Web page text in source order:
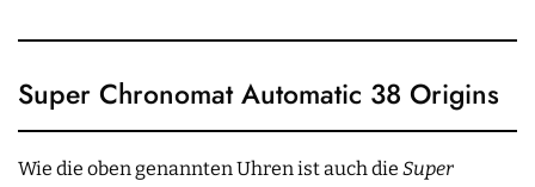
Super Chronomat Automatic 38 Origins
Wie die oben genannten Uhren ist auch die Super